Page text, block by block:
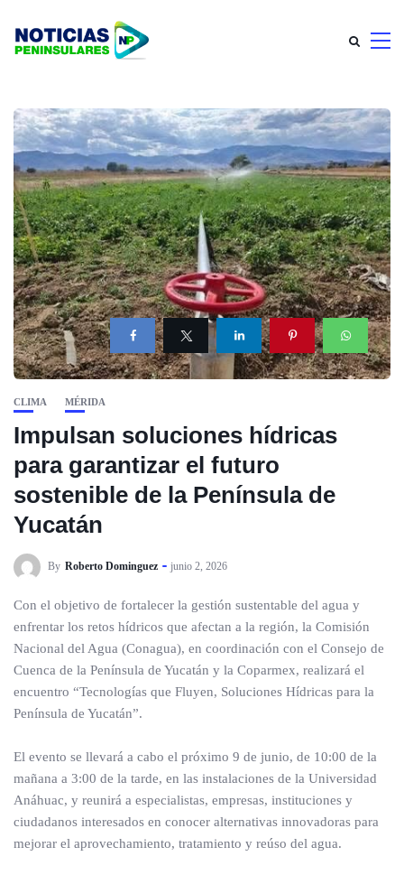
CLIMA MÉRIDA
Impulsan soluciones hídricas
para garantizar el futuro
sostenible de la Península de
Yucatán
By Roberto Dominguez junio 2, 2026
Con el objetivo de fortalecer la gestión sustentable del agua y
enfrentar los retos hídricos que afectan a la región, la Comisión
Nacional del Agua (Conagua), en coordinación con el Consejo de
Cuenca de la Península de Yucatán y la Coparmex, realizará el
encuentro “Tecnologías que Fluyen, Soluciones Hídricas para la
Península de Yucatán”.
El evento se llevará a cabo el próximo 9 de junio, de 10:00 de la
mañana a 3:00 de la tarde, en las instalaciones de la Universidad
Anáhuac, y reunirá a especialistas, empresas, instituciones y
ciudadanos interesados en conocer alternativas innovadoras para
mejorar el aprovechamiento, tratamiento y reúso del agua.